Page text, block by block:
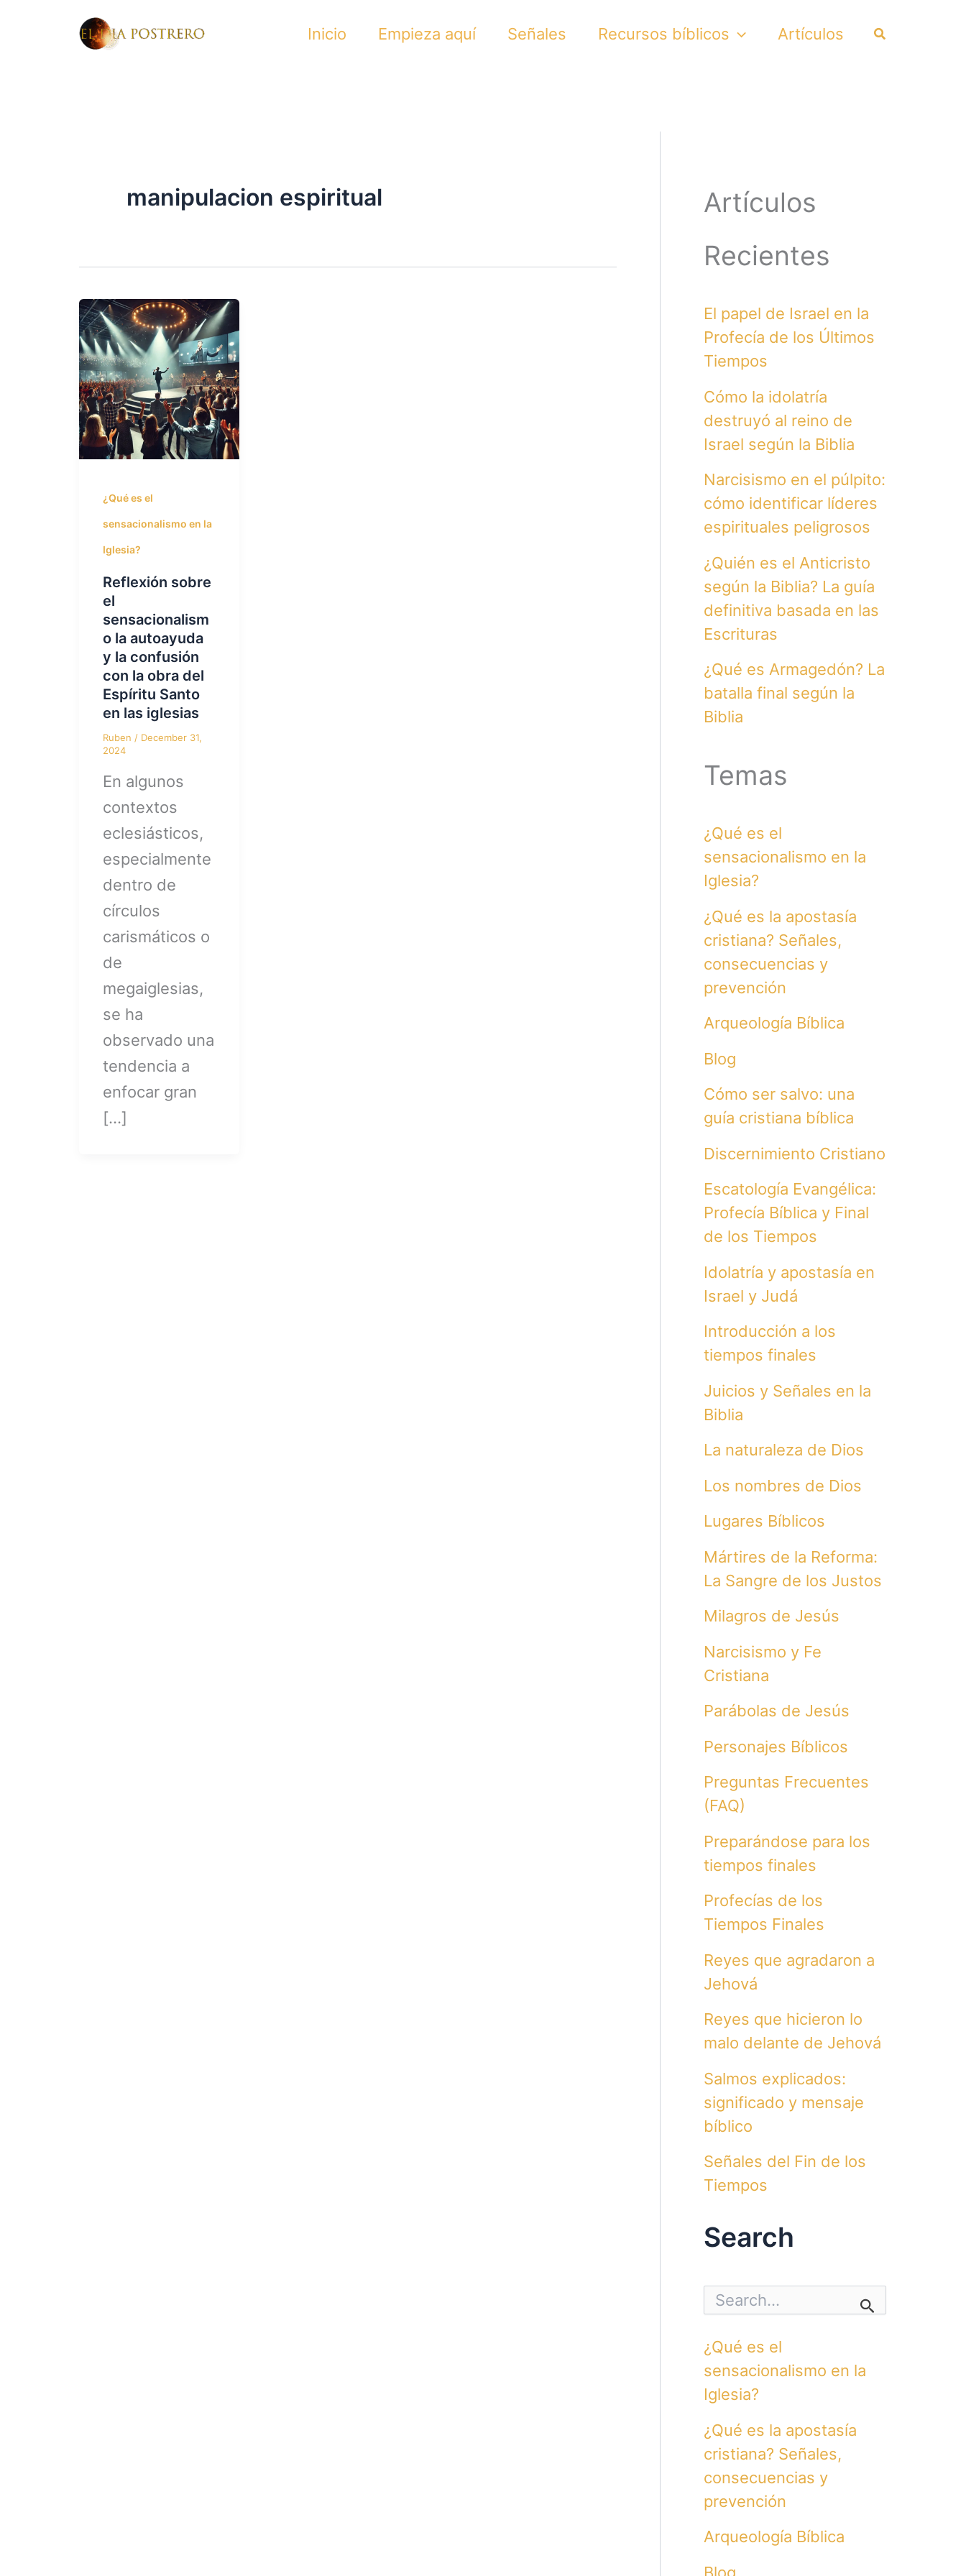
Inicio Empieza aquí Señales Recursos bíblicos Artículos Search
manipulacion espiritual
¿Qué es el
sensacionalismo en la
Iglesia?
Reflexión sobre
el
sensacionalism
o la autoayuda
y la confusión
con la obra del
Espíritu Santo
en las iglesias
Ruben / December 31,
2024
En algunos
contextos
eclesiásticos,
especialmente
dentro de
círculos
carismáticos o
de
megaiglesias,
se ha
observado una
tendencia a
enfocar gran
[…]
Artículos
Recientes
El papel de Israel en la
Profecía de los Últimos
Tiempos
Cómo la idolatría
destruyó al reino de
Israel según la Biblia
Narcisismo en el púlpito:
cómo identificar líderes
espirituales peligrosos
¿Quién es el Anticristo
según la Biblia? La guía
definitiva basada en las
Escrituras
¿Qué es Armagedón? La
batalla final según la
Biblia
Temas
¿Qué es el
sensacionalismo en la
Iglesia?
¿Qué es la apostasía
cristiana? Señales,
consecuencias y
prevención
Arqueología Bíblica
Blog
Cómo ser salvo: una
guía cristiana bíblica
Discernimiento Cristiano
Escatología Evangélica:
Profecía Bíblica y Final
de los Tiempos
Idolatría y apostasía en
Israel y Judá
Introducción a los
tiempos finales
Juicios y Señales en la
Biblia
La naturaleza de Dios
Los nombres de Dios
Lugares Bíblicos
Mártires de la Reforma:
La Sangre de los Justos
Milagros de Jesús
Narcisismo y Fe
Cristiana
Parábolas de Jesús
Personajes Bíblicos
Preguntas Frecuentes
(FAQ)
Preparándose para los
tiempos finales
Profecías de los
Tiempos Finales
Reyes que agradaron a
Jehová
Reyes que hicieron lo
malo delante de Jehová
Salmos explicados:
significado y mensaje
bíblico
Señales del Fin de los
Tiempos
Search
S
c
f
o
¿Qué es el
sensacionalismo en la
Iglesia?
¿Qué es la apostasía
cristiana? Señales,
consecuencias y
prevención
Arqueología Bíblica